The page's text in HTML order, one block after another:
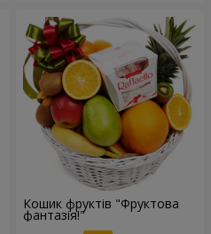
Кошик фруктів "Фруктова
фантазія!"